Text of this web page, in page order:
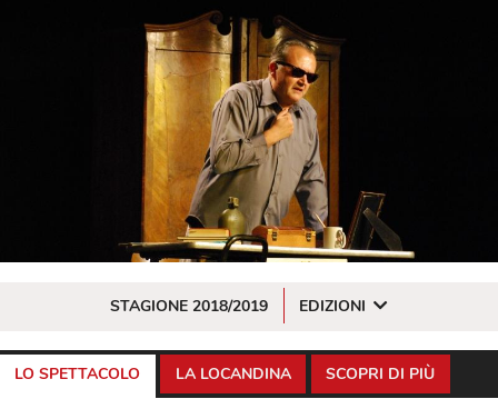
STAGIONE 2018/2019 EDIZIONI
LO SPETTACOLO LA LOCANDINA SCOPRI DI PIÙ